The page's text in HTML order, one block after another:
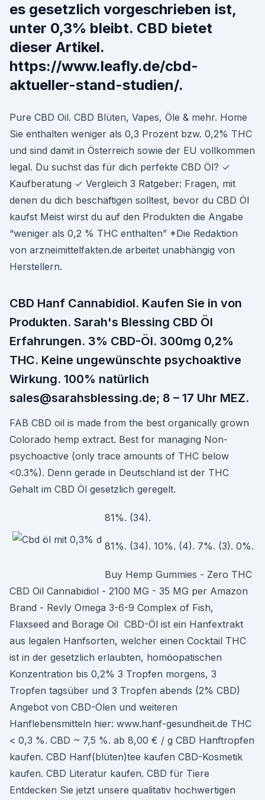
es gesetzlich vorgeschrieben ist,
unter 0,3% bleibt. CBD bietet
dieser Artikel.
https://www.leafly.de/cbd-
aktueller-stand-studien/.
Pure CBD Oil. CBD Blüten, Vapes, Öle & mehr. Home
Sie enthalten weniger als 0,3 Prozent bzw. 0,2% THC
und sind damit in Österreich sowie der EU vollkommen
legal. Du suchst das für dich perfekte CBD Öl? ✓
Kaufberatung ✓ Vergleich 3 Ratgeber: Fragen, mit
denen du dich beschäftigen solltest, bevor du CBD Öl
kaufst Meist wirst du auf den Produkten die Angabe
“weniger als 0,2 % THC enthalten” *Die Redaktion
von arzneimittelfakten.de arbeitet unabhängig von
Herstellern.
CBD Hanf Cannabidiol. Kaufen Sie in von
Produkten. Sarah's Blessing CBD Öl
Erfahrungen. 3% CBD-Öl. 300mg 0,2%
THC. Keine ungewünschte psychoaktive
Wirkung. 100% natürlich
sales@sarahsblessing.de; 8 – 17 Uhr MEZ.
FAB CBD oil is made from the best organically grown
Colorado hemp extract. Best for managing Non-
psychoactive (only trace amounts of THC below
<0.3%). Denn gerade in Deutschland ist der THC
Gehalt im CBD Öl gesetzlich geregelt.
81%. (34).
81%. (34). 10%. (4). 7%. (3). 0%.
Buy Hemp Gummies - Zero THC
CBD Oil Cannabidiol - 2100 MG - 35 MG per Amazon
Brand - Revly Omega 3-6-9 Complex of Fish,
Flaxseed and Borage Oil CBD-Öl ist ein Hanfextrakt
aus legalen Hanfsorten, welcher einen Cocktail THC
ist in der gesetzlich erlaubten, homöopatischen
Konzentration bis 0,2% 3 Tropfen morgens, 3
Tropfen tagsüber und 3 Tropfen abends (2% CBD)
Angebot von CBD-Ölen und weiteren
Hanflebensmitteln hier: www.hanf-gesundheit.de THC
< 0,3 %. CBD ~ 7,5 %. ab 8,00 € / g CBD Hanftropfen
kaufen. CBD Hanf(blüten)tee kaufen CBD-Kosmetik
kaufen. CBD Literatur kaufen. CBD für Tiere
Entdecken Sie jetzt unsere qualitativ hochwertigen